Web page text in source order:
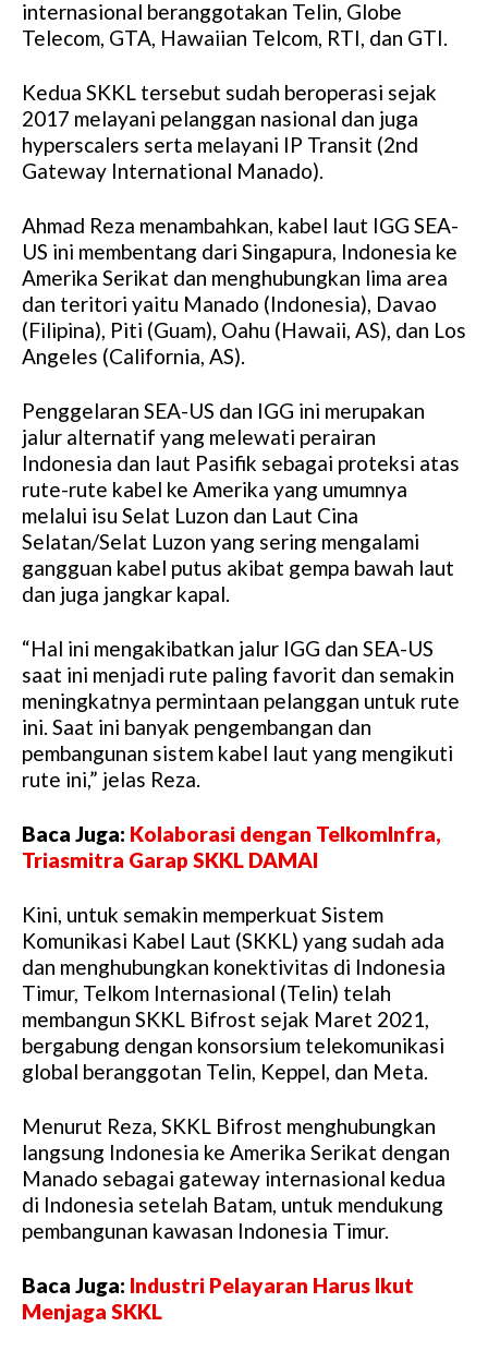
internasional beranggotakan Telin, Globe
Telecom, GTA, Hawaiian Telcom, RTI, dan GTI.
Kedua SKKL tersebut sudah beroperasi sejak
2017 melayani pelanggan nasional dan juga
hyperscalers serta melayani IP Transit (2nd
Gateway International Manado).
Ahmad Reza menambahkan, kabel laut IGG SEA-
US ini membentang dari Singapura, Indonesia ke
Amerika Serikat dan menghubungkan lima area
dan teritori yaitu Manado (Indonesia), Davao
(Filipina), Piti (Guam), Oahu (Hawaii, AS), dan Los
Angeles (California, AS).
Penggelaran SEA-US dan IGG ini merupakan
jalur alternatif yang melewati perairan
Indonesia dan laut Pasifik sebagai proteksi atas
rute-rute kabel ke Amerika yang umumnya
melalui isu Selat Luzon dan Laut Cina
Selatan/Selat Luzon yang sering mengalami
gangguan kabel putus akibat gempa bawah laut
dan juga jangkar kapal.
“Hal ini mengakibatkan jalur IGG dan SEA-US
saat ini menjadi rute paling favorit dan semakin
meningkatnya permintaan pelanggan untuk rute
ini. Saat ini banyak pengembangan dan
pembangunan sistem kabel laut yang mengikuti
rute ini,” jelas Reza.
Baca Juga: Kolaborasi dengan TelkomInfra,
Triasmitra Garap SKKL DAMAI
Kini, untuk semakin memperkuat Sistem
Komunikasi Kabel Laut (SKKL) yang sudah ada
dan menghubungkan konektivitas di Indonesia
Timur, Telkom Internasional (Telin) telah
membangun SKKL Bifrost sejak Maret 2021,
bergabung dengan konsorsium telekomunikasi
global beranggotan Telin, Keppel, dan Meta.
Menurut Reza, SKKL Bifrost menghubungkan
langsung Indonesia ke Amerika Serikat dengan
Manado sebagai gateway internasional kedua
di Indonesia setelah Batam, untuk mendukung
pembangunan kawasan Indonesia Timur.
Baca Juga: Industri Pelayaran Harus Ikut
Menjaga SKKL